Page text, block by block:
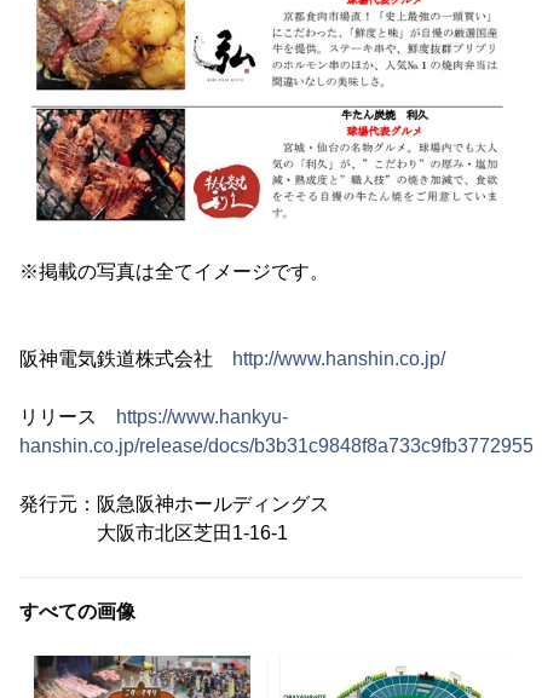
※掲載の写真は全てイメージです。
阪神電気鉄道株式会社 http://www.hanshin.co.jp/
リリース
https://www.hankyu-
hanshin.co.jp/release/docs/
発行元：阪急阪神ホールディングス
大阪市北区芝田1-16-1
すべての画像